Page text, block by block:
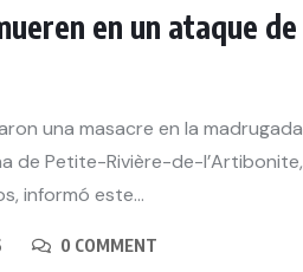
en un ataque de
una masacre en la madrugada
de Petite-Rivière-de-l’Artibonite,
informó este...
0 COMMENT